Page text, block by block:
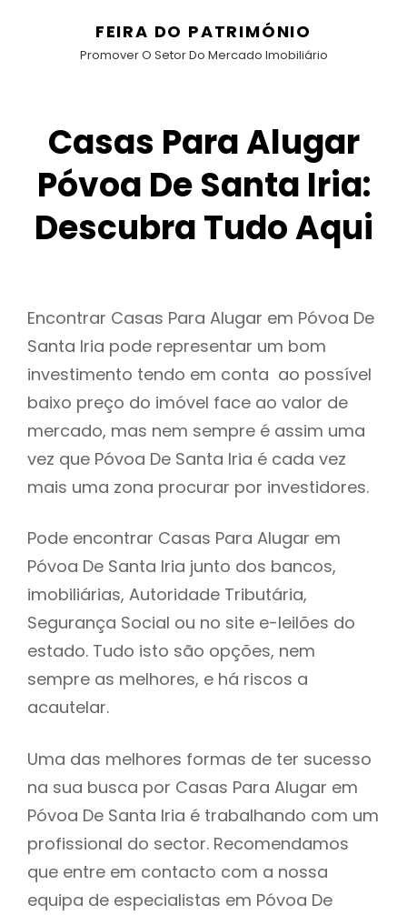
FEIRA DO PATRIMÓNIO
Promover O Setor Do Mercado Imobiliário
Casas Para Alugar
Póvoa De Santa Iria:
Descubra Tudo Aqui
Encontrar Casas Para Alugar em Póvoa De
Santa Iria pode representar um bom
investimento tendo em conta ao possível
baixo preço do imóvel face ao valor de
mercado, mas nem sempre é assim uma
vez que Póvoa De Santa Iria é cada vez
mais uma zona procurar por investidores.
Pode encontrar Casas Para Alugar em
Póvoa De Santa Iria junto dos bancos,
imobiliárias, Autoridade Tributária,
Segurança Social ou no site e-leilões do
estado. Tudo isto são opções, nem
sempre as melhores, e há riscos a
acautelar.
Uma das melhores formas de ter sucesso
na sua busca por Casas Para Alugar em
Póvoa De Santa Iria é trabalhando com um
profissional do sector. Recomendamos
que entre em contacto com a nossa
equipa de especialistas em Póvoa De